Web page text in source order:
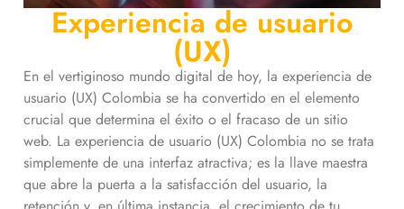
Experiencia de usuario
(UX)
En el vertiginoso mundo digital de hoy, la experiencia de
usuario (UX) Colombia se ha convertido en el elemento
crucial que determina el éxito o el fracaso de un sitio
web. La experiencia de usuario (UX) Colombia no se trata
simplemente de una interfaz atractiva; es la llave maestra
que abre la puerta a la satisfacción del usuario, la